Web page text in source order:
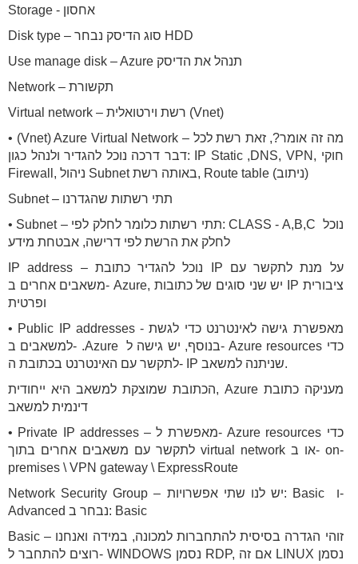
Storage - אחסון
Disk type – סוג הדיסק נבחר HDD
Use manage disk – Azure תנהל את הדיסק
Network – תקשורת
Virtual network – רשת וירטואלית (Vnet)
• (Vnet) Azure Virtual Network – מה זה אומר?, זאת רשת לכל
דבר דרכה נוכל להגדיר ולנהל כגון: IP Static ,DNS, VPN, חוקי
Firewall, ניהול Subnet באותה רשת, Route table (ניתוב)
Subnet – תתי רשתות שהגדרנו
• Subnet – תתי רשתות כלומר לחלק לפי: CLASS - A,B,C נוכל
לחלק את הרשת לפי דרישה, אבטחת מידע
IP address – נוכל להגדיר כתובת IP על מנת לתקשר עם
משאבים אחרים ב- Azure, יש שני סוגים של כתובות IP ציבורית
ופרטית
• Public IP addresses - מאפשרת גישה לאינטרנט כדי לגשת
למשאבים ב- .Azure בנוסף, יש גישה ל- Azure resources כדי
לתקשר עם האינטרנט בכתובת ה- IP שניתנה למשאב.
הכתובת שמוצקת למשאב היא ייחודית, Azure מעניקה כתובת
• Private IP addresses – מאפשרת ל- Azure resources כדי
לתקשר עם משאבים אחרים בתוך virtual network או ב- on-
premises \ VPN gateway \ ExpressRoute
Network Security Group – יש לנו שתי אפשרויות: Basic ו-
Advanced נבחר ב: Basic
Basic – זוהי הגדרה בסיסית להתחברות למכונה, במידה ואנחנו
רוצים להתחבר ל- WINDOWS נסמן RDP, אם זה LINUX נסמן